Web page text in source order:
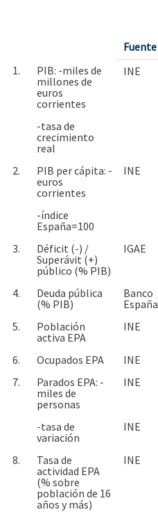
Fuente
1.
PIB: -miles de
millones de
euros
corrientes
INE
-tasa de
crecimiento
real
2.
PIB per cápita: -
euros
corrientes
INE
-índice
España=100
3.
Déficit (-) /
Superávit (+)
público (% PIB)
IGAE
4.
Deuda pública
(% PIB)
Banco
España
5.
Población
activa EPA
INE
6. Ocupados EPA INE
7.
Parados EPA: -
miles de
personas
INE
-tasa de
variación
INE
8.
Tasa de
actividad EPA
(% sobre
población de 16
años y más)
INE